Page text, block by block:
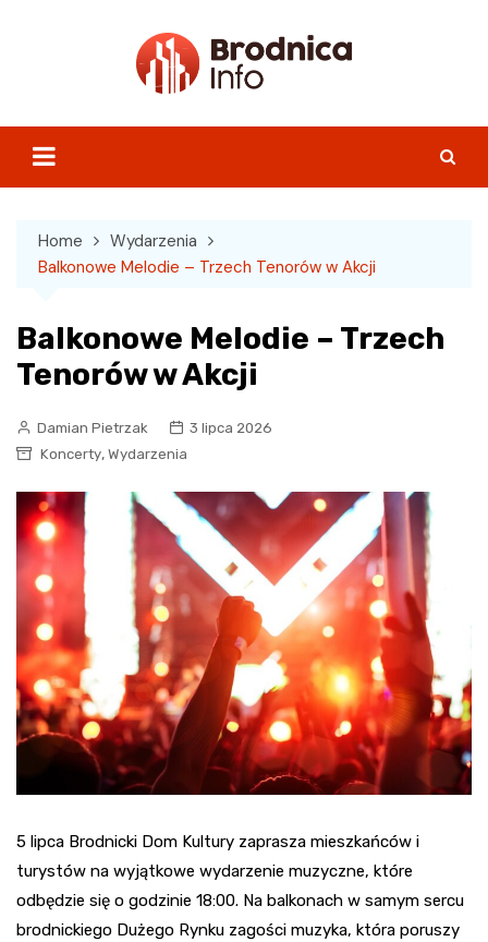
Home
Wydarzenia
Balkonowe Melodie – Trzech Tenorów w Akcji
Balkonowe Melodie – Trzech
Tenorów w Akcji
Damian Pietrzak
3 lipca 2026
Koncerty, Wydarzenia
5 lipca Brodnicki Dom Kultury zaprasza mieszkańców i
turystów na wyjątkowe wydarzenie muzyczne, które
odbędzie się o godzinie 18:00. Na balkonach w samym sercu
brodnickiego Dużego Rynku zagości muzyka, która poruszy